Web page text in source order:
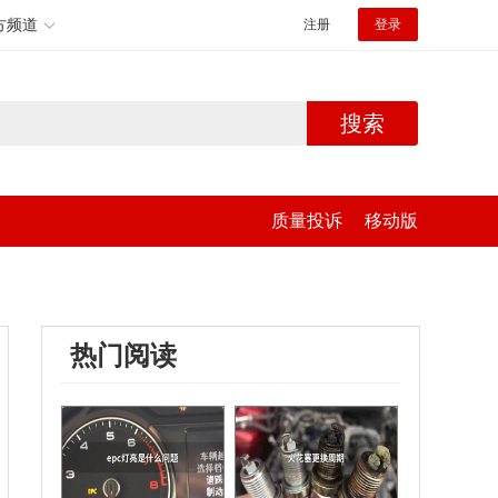
频道 注册 登录
搜索
质量投诉 移动版
热门阅读